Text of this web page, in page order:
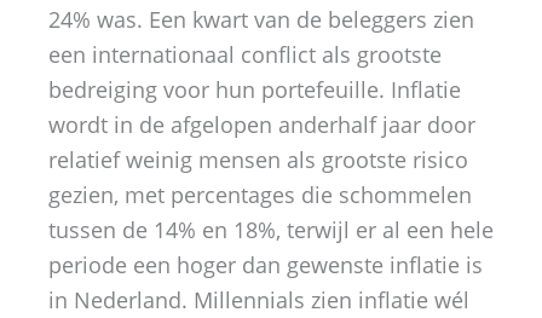
24% was. Een kwart van de beleggers zien
een internationaal conflict als grootste
bedreiging voor hun portefeuille. Inflatie
wordt in de afgelopen anderhalf jaar door
relatief weinig mensen als grootste risico
gezien, met percentages die schommelen
tussen de 14% en 18%, terwijl er al een hele
periode een hoger dan gewenste inflatie is
in Nederland. Millennials zien inflatie wél